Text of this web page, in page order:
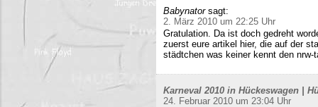
Babynator sagt:
2. März 2010 um 22:25 Uhr
Gratulation. Da ist doch gedreht
zuerst eure artikel hier, die auf der
städtchen was keiner kennt den nrw-
Karneval 2010 in Hückeswagen |
24. Februar 2010 um 23:04 Uhr